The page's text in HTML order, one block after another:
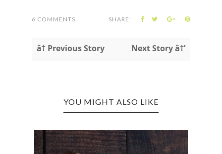
6 COMMENTS SHARE:
â† Previous Story Next Story â†’
YOU MIGHT ALSO LIKE